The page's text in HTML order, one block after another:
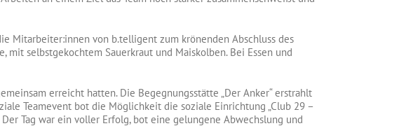
Mitarbeiter:innen von b.telligent zum krönenden Abschluss des
mit selbstgekochtem Sauerkraut und Maiskolben. Bei Essen und
erreicht hatten. Die Begegnungsstätte „Der Anker“ erstrahlt
Teamevent bot die Möglichkeit die soziale Einrichtung „Club 29 –
Tag war ein voller Erfolg, bot eine gelungene Abwechslung und